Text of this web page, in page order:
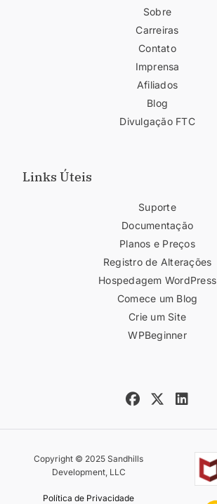
Sobre
Carreiras
Contato
Imprensa
Afiliados
Blog
Divulgação FTC
Links Úteis
Suporte
Documentação
Planos e Preços
Registro de Alterações
Hospedagem WordPress
Comece um Blog
Crie um Site
WPBeginner
Copyright © 2025 Sandhills
Development, LLC
Política de Privacidade